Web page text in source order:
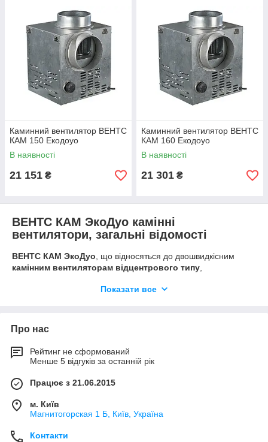
Каминний вентилятор ВЕНТС
КАМ 150 Екодоуо
В наявності
21 151 ₴
Каминний вентилятор ВЕНТС
КАМ 160 Екодоуо
В наявності
21 301 ₴
ВЕНТС КАМ ЭкоДуо камінні
вентилятори, загальні відомості
ВЕНТС КАМ ЭкоДуо , що відносяться до двошвидкісним
камінним вентиляторам відцентрового типу
високою продуктивністю і мінімальним рівнем шуму під час
приміщень сезонного типу. За допомогою
відцентрових вентиляторів
каміна як основного або резервного джерела опалення.
Вентилятори даної серії з'єднуються з круглими
Камінні вентилятори, конструкція
Корпусвентиляторів серії ВЕНТС КАМ ЭкоДуо
матеріалі є властивості звуко - і теплоізоляції за рахунок шару
Показати все
Про нас
Рейтинг не сформований
Менше 5 відгуків за останній рік
Працює з 21.06.2015
м. Київ
Магнитогорская 1 Б, Київ, Україна
Контакти